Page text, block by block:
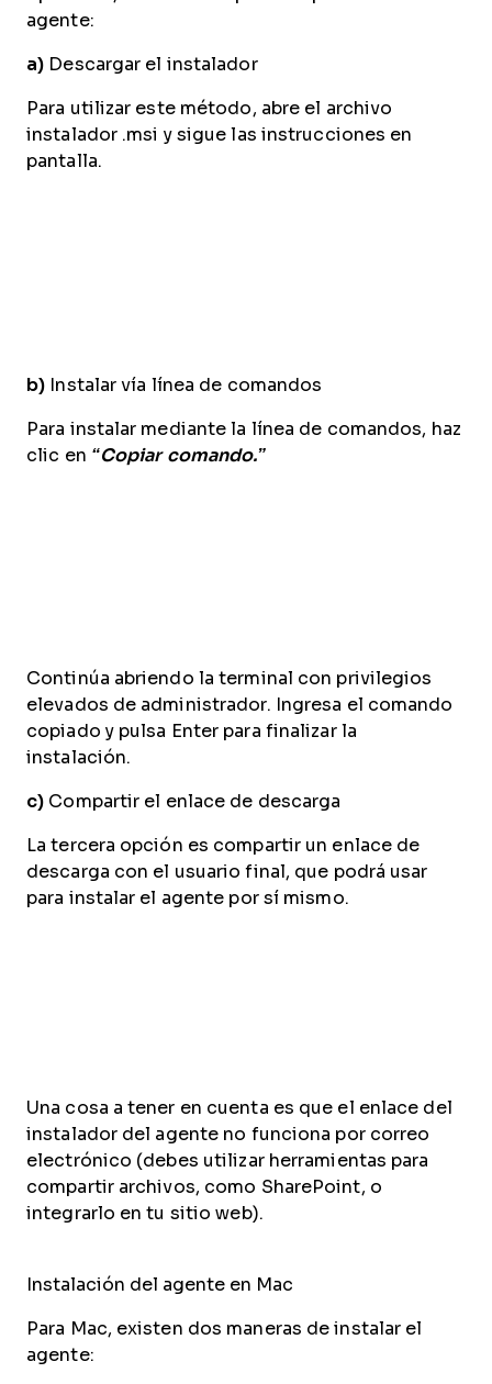
agente:
a) Descargar el instalador
Para utilizar este método, abre el archivo
instalador .msi y sigue las instrucciones en
pantalla.
b) Instalar vía línea de comandos
Para instalar mediante la línea de comandos, haz
clic en “Copiar comando.”
Continúa abriendo la terminal con privilegios
elevados de administrador. Ingresa el comando
copiado y pulsa Enter para finalizar la
instalación.
c) Compartir el enlace de descarga
La tercera opción es compartir un enlace de
descarga con el usuario final, que podrá usar
para instalar el agente por sí mismo.
Una cosa a tener en cuenta es que el enlace del
instalador del agente no funciona por correo
electrónico (debes utilizar herramientas para
compartir archivos, como SharePoint, o
integrarlo en tu sitio web).
Instalación del agente en Mac
Para Mac, existen dos maneras de instalar el
agente: